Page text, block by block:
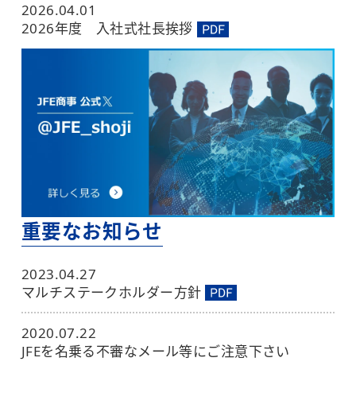
2026.04.01
2026年度 入社式社長挨拶
重要なお知らせ
2023.04.27
マルチステークホルダー方針
2020.07.22
JFEを名乗る不審なメール等にご注意下さい